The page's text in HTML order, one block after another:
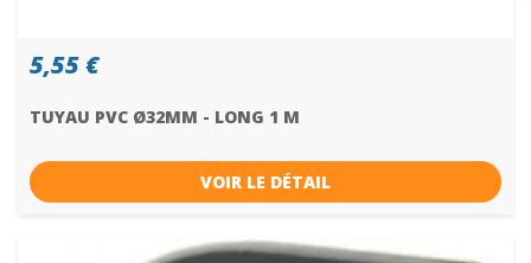
5,55 €
TUYAU PVC Ø32MM - LONG 1 M
VOIR LE DÉTAIL